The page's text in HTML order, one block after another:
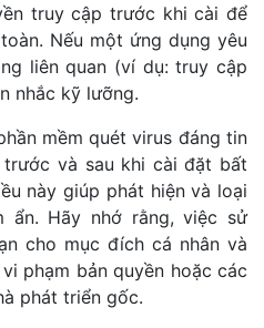
truy cập trước khi cài để
Nếu một ứng dụng yêu
liên quan (ví dụ: truy cập
nhắc kỹ lưỡng.
mềm quét virus đáng tin
và sau khi cài đặt bất
này giúp phát hiện và loại
Hãy nhớ rằng, việc sử
cho mục đích cá nhân và
phạm bản quyền hoặc các
phát triển gốc.